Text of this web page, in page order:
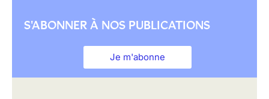
S'ABONNER À NOS PUBLICATIONS
Je m'abonne